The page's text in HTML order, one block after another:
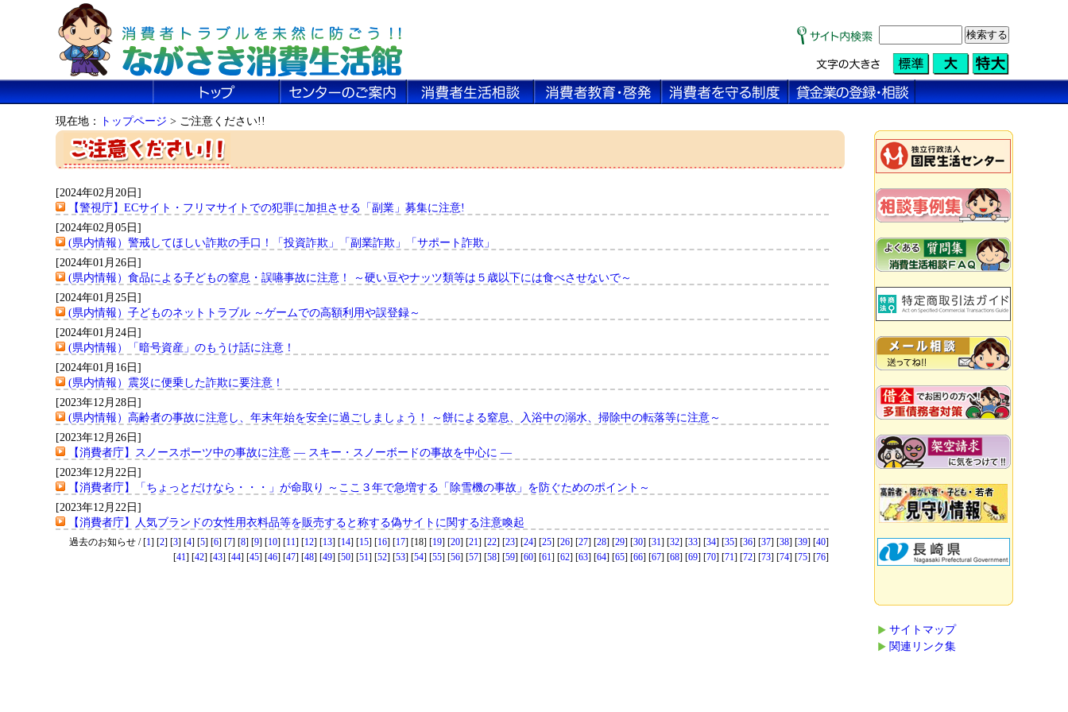
現在地： トップページ > ご注意ください!!
[2024年02月20日]
【警視庁】ECサイト・フリマサイトでの犯罪に加担させる「副業」募集に注意!
[2024年02月05日]
(県内情報）警戒してほしい詐欺の手口！「投資詐欺」「副業詐欺」「サポート詐欺」
[2024年01月26日]
(県内情報）食品による子どもの窒息・誤嚥事故に注意！ ～硬い豆やナッツ類等は５歳以下には食べさせないで～
[2024年01月25日]
(県内情報）子どものネットトラブル ～ゲームでの高額利用や誤登録～
[2024年01月24日]
(県内情報）「暗号資産」のもうけ話に注意！
[2024年01月16日]
(県内情報）震災に便乗した詐欺に要注意！
[2023年12月28日]
(県内情報）高齢者の事故に注意し、年末年始を安全に過ごしましょう！ ～餅による窒息、入浴中の溺水、掃除中の転落等に注意～
[2023年12月26日]
【消費者庁】スノースポーツ中の事故に注意 ― スキー・スノーボードの事故を中心に ―
[2023年12月22日]
【消費者庁】「ちょっとだけなら・・・」が命取り ～ここ３年で急増する「除雪機の事故」を防ぐためのポイント～
[2023年12月22日]
【消費者庁】人気ブランドの女性用衣料品等を販売すると称する偽サイトに関する注意喚起
過去のお知らせ / [1] [2] [3] [4] [5] [6] [7] [8] [9] [10] [11] [12] [13] [14] [15] [16] [17] [18] [19] [20] [21] [22] [23] [24] [25] [26] [27] [28] [29] [30] [31] [32] [33] [34] [35] [36] [37] [38] [39] [40]
[41] [42] [43] [44] [45] [46] [47] [48] [49] [50] [51] [52] [53] [54] [55] [56] [57] [58] [59] [60] [61] [62] [63] [64] [65] [66] [67] [68] [69] [70] [71] [72] [73] [74] [75] [76]
サイトマップ
関連リンク集